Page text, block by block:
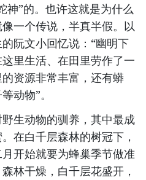
神”的。也许这就是为什么
一个传说，半真半假。以
阮文小回忆说：“幽明下
里生活、在田里劳作了一
资源非常丰富，还有蟒
动物”。
生动物的驯养，其中最成
在白千层森林的树冠下，
开始就要为蜂巢季节做准
林干燥，白千层花盛开，